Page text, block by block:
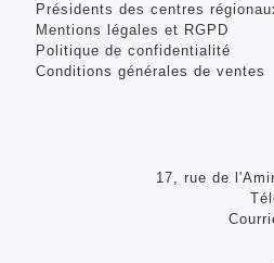
Présidents des centres
Mentions légales et RGPD
Politique de confidentialité
Conditions générales de ventes
17, rue de